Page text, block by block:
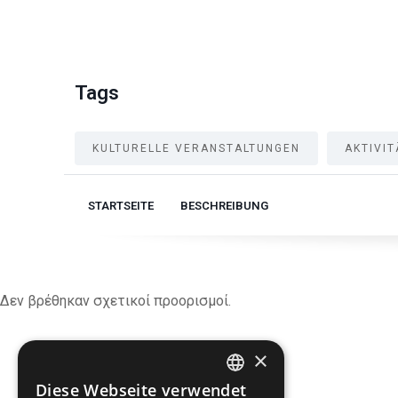
Tags
KULTURELLE VERANSTALTUNGEN
STARTSEITE BESCHREIBUNG
Δεν βρέθηκαν σχετικοί προορισμοί.
ENGLISH
×
Diese Webseite verwendet